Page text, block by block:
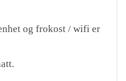
og frokost / wifi er